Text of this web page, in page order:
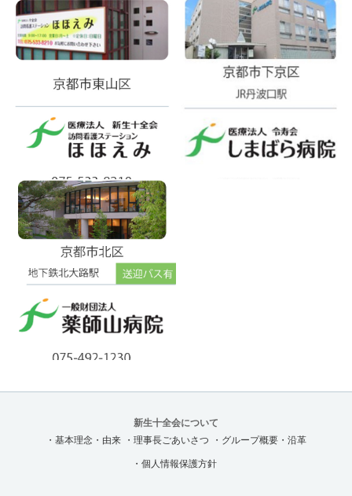
新生十全会について
・基本理念・由来
・理事長ごあいさつ ・グループ概要・沿革
・個人情報保護方針